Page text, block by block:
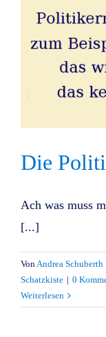
Die
Ach was muss
[...]
Von Andrea Schuberth
Schatzkiste | 0
Weiterlesen